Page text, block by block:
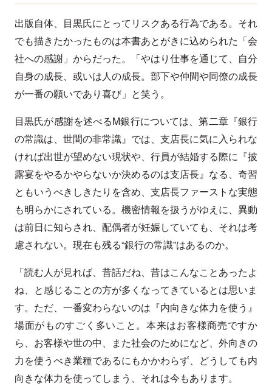
出版自体、目黒氏にとってリスクある行為である。それ
でも描きたかったものは本書あとがきに込められた「会
社への感謝」からだった。「やはり仕事を通じて、自分
自身の成長、或いは人の成長。部下や仲間や同僚の成長
が一番の願いであり喜び」と笑う。
目黒氏が感謝を述べるM銀行については、第二章『銀行
の常識は、世間の非常識』では、支店長に気に入られな
ければ出世が望めない現状や、行員が結婚する際に『披
露宴をやるかやらないか決めるのは支店長』なる、奇習
ともいうべきしきたりを含め、支店長ファーストな実態
も明らかにされている。機密情報を扱うがゆえに、異動
は前日に知らされ、配偶者が妊娠していても、それは考
慮されない。現在も残る“銀行の常識”はあるのか。
「読む人が見れば、昔話だね、昔はこんなことあったよ
ね、と感じることの方が多くなってきているとは思いま
す。ただ、一番変わらないのは『内向きな体力を使う』
場面がものすごく多いこと。本来はお客様商売ですか
ら、お客様や世の中、また社会のためになど、外向きの
力を使うべき業種であるにもかかわらず、どうしても内
向きな体力を使ってしまう、それは今もあります。